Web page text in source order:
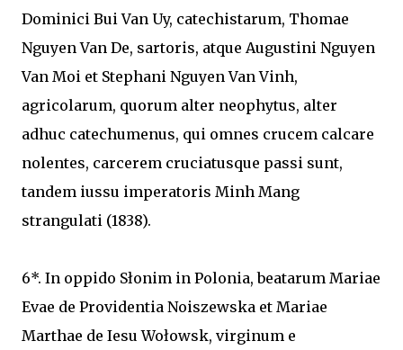
Dominici Bui Van Uy, catechistarum, Thomae
Nguyen Van De, sartoris, atque Augustini Nguyen
Van Moi et Stephani Nguyen Van Vinh,
agricolarum, quorum alter neophytus, alter
adhuc catechumenus, qui omnes crucem calcare
nolentes, carcerem cruciatusque passi sunt,
tandem iussu imperatoris Minh Mang
strangulati (1838).
6*. In oppido Słonim in Polonia, beatarum Mariae
Evae de Providentia Noiszewska et Mariae
Marthae de Iesu Wołowsk, virginum e